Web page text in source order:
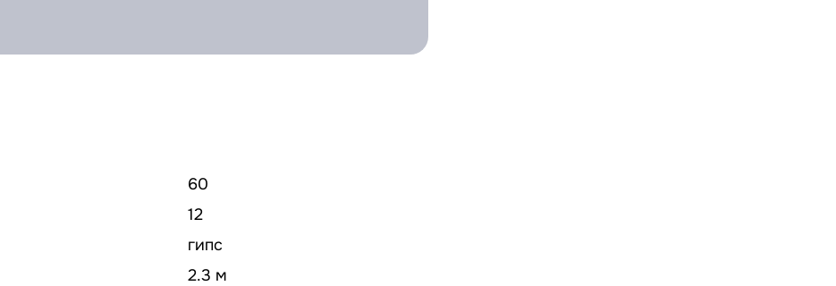
60
12
гипс
2.3 м